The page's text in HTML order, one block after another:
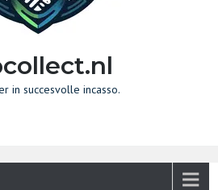
in succesvolle incasso.